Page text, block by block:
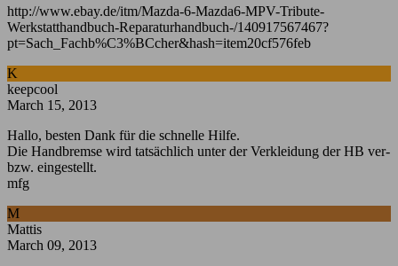
http://www.ebay.de/itm/Mazda-6-Mazda6-MPV-Tribute-
Werkstatthandbuch-Reparaturhandbuch-/140917567467?
pt=Sach_Fachb%C3%BCcher&hash=item20cf576feb
K
keepcool
March 15, 2013
Hallo, besten Dank für die schnelle Hilfe.
Die Handbremse wird tatsächlich unter der Verkleidung der HB ver-
bzw. eingestellt.
mfg
M
Mattis
March 09, 2013